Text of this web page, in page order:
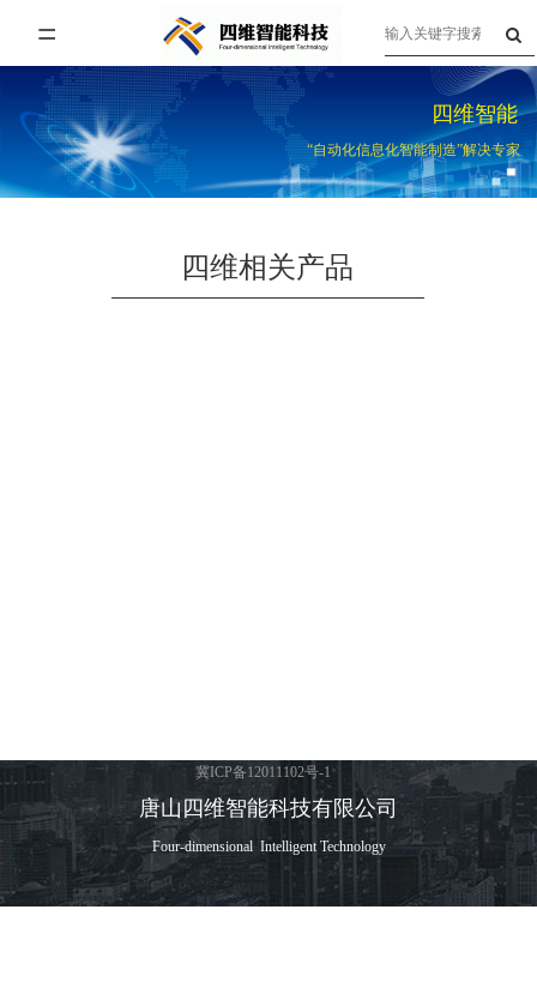
=
首页
关于四维
产品与服务
四维智能
“自动化信息化智能制造”解决专家
四维相关产品
Four-dimensional Intelligent Technology
唐山四维智能科技有限公司
冀ICP备12011102号-1